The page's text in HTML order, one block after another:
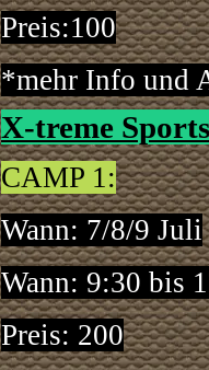
Preis:100
*mehr Info und
X-treme
CAMP 1:
Wann: 7/8/9 Juli
Wann: 9:30 bis
Preis: 200